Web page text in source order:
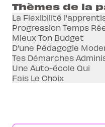
Thèmes de la
La Flexibilité
Progression Temps
Mieux Ton Budget
D'une Pédagogie
Tes Démarches
Une Auto-école Qui
Fais Le Choix